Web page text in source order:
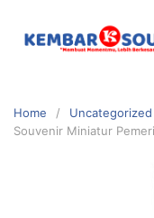
Home
Uncategorized
Souvenir Miniatur